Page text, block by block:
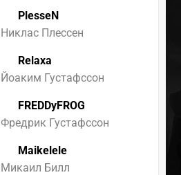
PlesseN
Никлас Плессен
Relaxa
Йоаким Густафссон
FREDDyFROG
Фредрик Густафссон
Maikelele
Микаил Билл